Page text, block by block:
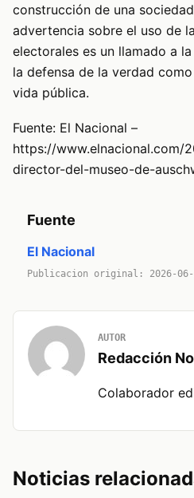
construcción de una
advertencia sobre el uso de
electorales es un llamado a
la defensa de la verdad
vida pública.
Fuente: El Nacional –
https://www.elnacional.com/
director-del-museo-de-
Fuente
El Nacional
Publicacion original: 2026-06-
AUTOR
Redacción
Colaborador
Noticias